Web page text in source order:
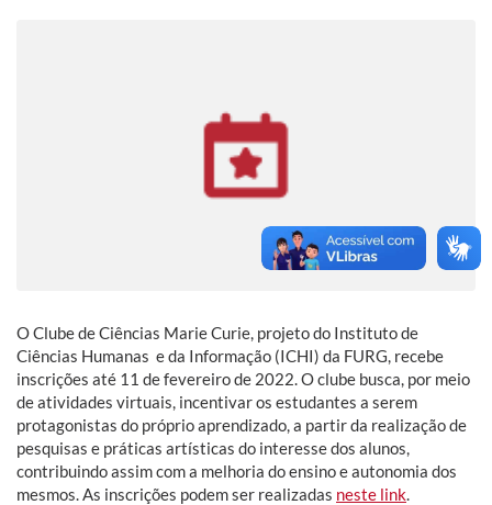
O Clube de Ciências Marie Curie, projeto do Instituto de
Ciências Humanas e da Informação (ICHI) da FURG, recebe
inscrições até 11 de fevereiro de 2022. O clube busca, por meio
de atividades virtuais, incentivar os estudantes a serem
protagonistas do próprio aprendizado, a partir da realização de
pesquisas e práticas artísticas do interesse dos alunos,
contribuindo assim com a melhoria do ensino e autonomia dos
mesmos. As inscrições podem ser realizadas neste link.